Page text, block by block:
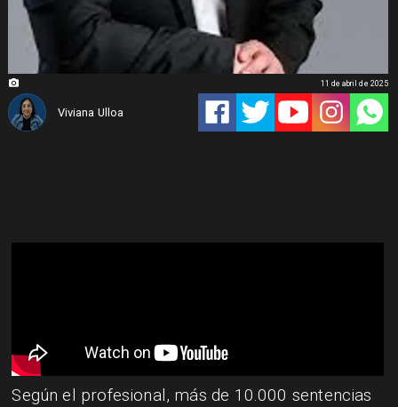
Viviana Ulloa
11 de abril de 2025
Según el profesional, más de 10.000 sentencias